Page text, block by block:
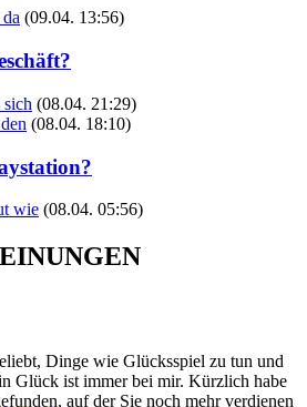
(09.04. 13:56)
sich (08.04. 21:29)
(08.04. 18:10)
wie (08.04. 05:56)
Dinge wie Glücksspiel zu tun und
Glück ist immer bei mir. Kürzlich habe
auf der Sie noch mehr verdienen